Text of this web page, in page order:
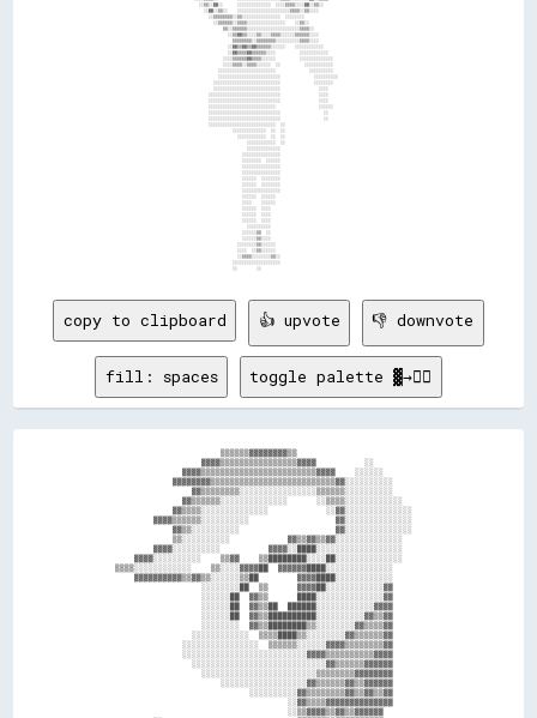
copy to clipboard 👍 upvote 👎 downvote
fill: spaces toggle palette ▓→✊🏽
                                  ▒▒▒▒▒▒▓▓▓▓▓▓▓▓▒▒
                              ▓▓▓▓▒▒▒▒▒▒▒▒▒▒▒▒▒▒▒▒▓▓▓▓          ░░
                          ▓▓▓▓▒▒▒▒▒▒▒▒▒▒▒▒▒▒▒▒▒▒▒▒▒▒▒▒▓▓▓▓    ░░░░░░
                        ▓▓▓▓▓▓▓▓▒▒▒▒▒▒▒▒▒▒▒▒▒▒▒▒▒▒▒▒▒▒▒▒▒▒▓▓░░░░░░░░░░
                            ▓▓▒▒▒▒▒▒▒▒░░░░░░░░░░░░░░░░▒▒▒▒▒▒░░░░░░░░░░
                          ▓▓▒▒▒▒▒▒░░░░░░░░░░░░░░      ░░▒▒▒▒░░░░░░░░░░░░
                        ▓▓▒▒▒▒░░░░░░░░░░░░░░            ░░▓▓░░░░░░░░░░░░░░
                    ▓▓▓▓▒▒▒▒▒▒░░░░░░░░░░                  ▓▓░░░░░░░░░░░░░░
                        ▓▓▒▒░░░░░░░░░░                    ▓▓░░░░░░░░░░░░░░
                        ▒▒░░░░░░░░░░            ▓▓▒▒▓▓▒▒▓▓░░░░░░░░░░░░░░
                    ▓▓▓▓░░░░░░░░░░          ▓▓▓▓░░████░░░░░░░░░░░░░░░░░░
                ▓▓▓▓░░░░░░░░░░    ▒▒▓▓    ▒▒████████░░░░██░░░░░░░░░░░░░░
            ▒▒▒▒░░░░░░░░░░░░    ▒▒░░░░▓▓▓▓██  ▓▓▓▓▓▓████░░░░░░░░░░░░░░
                ▓▓▓▓▓▓▓▓▓▓▒▒▓▓▒▒░░░░░░▒▒██        ▓▓▓▓████░░░░░░░░░░░░
                              ░░░░░░░░██  ▒▒      ▓▓▓▓██░░░░░░░░░░░░▓▓
                              ░░░░░░██  ▓▓▒▒      ████░░░░░░░░░░░░░░▓▓
                              ░░░░░░██  ▓▓▒▒██  ██████░░░░░░░░░░░░▓▓▓▓
                              ░░░░░░██  ▓▓▒▒██████████░░░░░░░░░░▓▓▒▒▓▓
                              ░░░░░░░░  ▓▓▒▒████████▒▒░░░░░░░░▓▓▒▒▒▒▓▓
                            ░░░░░░░░░░░░  ▒▒▒▒████▒▒░░░░░░░░▓▓▒▒▒▒▒▒▓▓
                          ░░░░░░░░░░░░░░░░  ▒▒▒▒▒▒░░░░░░▓▓▓▓▒▒▒▒▒▒▒▒▓▓
                          ░░░░░░░░░░░░░░░░░░░░░░░░░░▓▓▓▓▒▒▒▒▒▒▒▒▒▒▓▓▓▓
                            ░░░░░░░░░░░░░░░░░░░░░░░░░░░░▓▓▒▒▒▒▒▒▓▓▓▓▓▓
                              ░░░░░░░░░░░░░░░░░░░░░░░░▒▒▒▒▒▒▒▒▓▓▓▓▓▓▓▓
                                  ░░░░░░░░░░░░░░░░░░▓▓▒▒▒▒▒▒▓▓▒▒▓▓▓▓▓▓
                                        ░░░░░░░░░░▓▓▒▒▒▒▒▒▒▒▓▓▒▒▓▓▒▒▓▓
                                                ░░▓▓▒▒▒▒▓▓▓▓▓▓▓▓▓▓▓▓▓▓
                                                ░░▒▒▓▓▓▓▒▒▓▓▒▒▓▓▓▓▓▓